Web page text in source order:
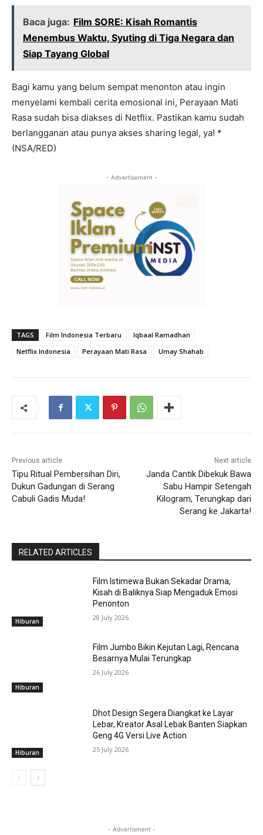
Baca juga: Film SORE: Kisah Romantis
Menembus Waktu, Syuting di Tiga Negara dan
Siap Tayang Global
Bagi kamu yang belum sempat menonton atau ingin
menyelami kembali cerita emosional ini, Perayaan Mati
Rasa sudah bisa diakses di Netflix. Pastikan kamu sudah
berlangganan atau punya akses sharing legal, ya! *
(NSA/RED)
- Advertisement -
TAGS Film Indonesia Terbaru
Iqbaal Ramadhan
Netflix Indonesia
Perayaan Mati Rasa Umay Shahab
Previous article
Tipu Ritual Pembersihan Diri,
Dukun Gadungan di Serang
Cabuli Gadis Muda!
Next article
Janda Cantik Dibekuk Bawa
Sabu Hampir Setengah
Kilogram, Terungkap dari
Serang ke Jakarta!
RELATED ARTICLES
Hiburan
Film Istimewa Bukan Sekadar Drama,
Kisah di Baliknya Siap Mengaduk Emosi
Penonton
28 July 2026
Hiburan
Film Jumbo Bikin Kejutan Lagi, Rencana
Besarnya Mulai Terungkap
26 July 2026
Hiburan
Dhot Design Segera Diangkat ke Layar
Lebar, Kreator Asal Lebak Banten Siapkan
Geng 4G Versi Live Action
25 July 2026
- Advertisment -